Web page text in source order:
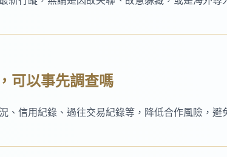
可以事先調查嗎
信用紀錄、過往交易紀錄等，降低合作風險，避